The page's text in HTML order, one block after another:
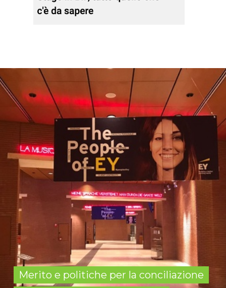
Merito e politiche per la conciliazione